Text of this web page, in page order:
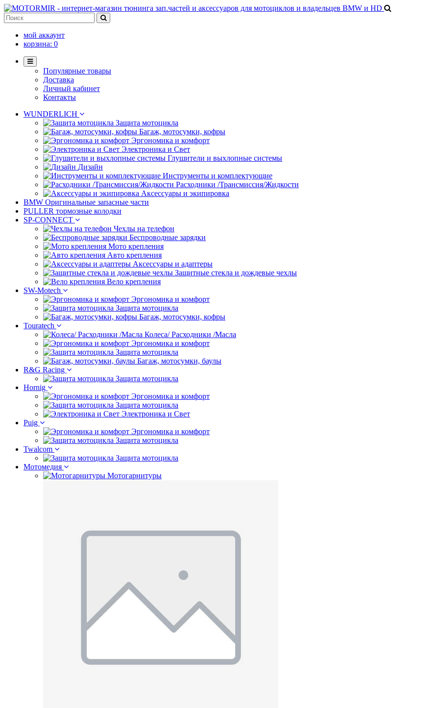
мой аккаунт
корзина: 0
Популярные товары
Доставка
Личный кабинет
Контакты
WUNDERLICH
Защита мотоцикла
Багаж, мотосумки, кофры
Эргономика и комфорт
Электроника и Свет
Глушители и выхлопные системы
Дизайн
Инструменты и комплектующие
Расходники /Трансмиссия/Жидкости
Аксессуары и экипировка
BMW Оригинальные запасные части
PULLER тормозные колодки
SP-CONNECT
Чехлы на телефон
Беспроводные зарядки
Мото крепления
Авто крепления
Аксессуары и адаптеры
Защитные стекла и дождевые чехлы
Вело крепления
SW-Motech
Эргономика и комфорт
Защита мотоцикла
Багаж, мотосумки, кофры
Touratech
Колеса/ Расходники /Масла
Эргономика и комфорт
Защита мотоцикла
Багаж, мотосумки, баулы
R&G Racing
Защита мотоцикла
Hornig
Эргономика и комфорт
Защита мотоцикла
Электроника и Свет
Puig
Эргономика и комфорт
Защита мотоцикла
Twalcom
Защита мотоцикла
Мотомедия
Мотогарнитуры